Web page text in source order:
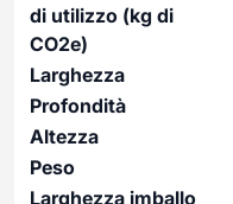
di utilizzo (kg di
CO2e)
Larghezza
Profondità
Altezza
Peso
Larghezza imballo